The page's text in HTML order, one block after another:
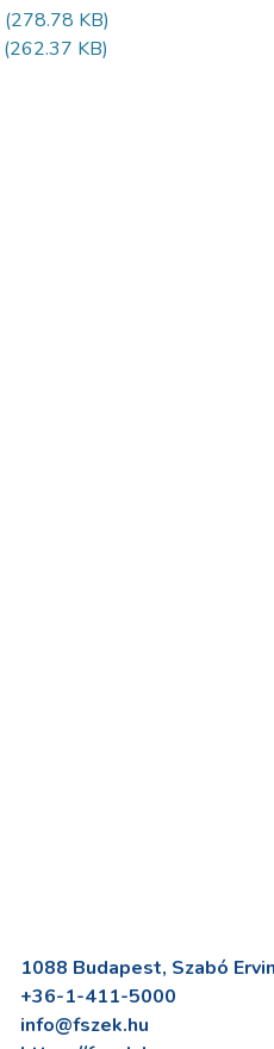
(278.78 KB)
(262.37 KB)
1088 Budapest, Szabó
+36-1-411-5000
info@fszek.hu